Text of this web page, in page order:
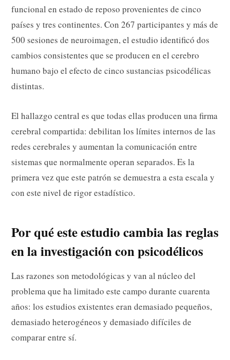
funcional en estado de reposo provenientes de cinco
países y tres continentes. Con 267 participantes y más de
500 sesiones de neuroimagen, el estudio identificó dos
cambios consistentes que se producen en el cerebro
humano bajo el efecto de cinco sustancias psicodélicas
distintas.
El hallazgo central es que todas ellas producen una firma
cerebral compartida: debilitan los límites internos de las
redes cerebrales y aumentan la comunicación entre
sistemas que normalmente operan separados. Es la
primera vez que este patrón se demuestra a esta escala y
con este nivel de rigor estadístico.
Por qué este estudio cambia las reglas
en la investigación con psicodélicos
Las razones son metodológicas y van al núcleo del
problema que ha limitado este campo durante cuarenta
años: los estudios existentes eran demasiado pequeños,
demasiado heterogéneos y demasiado difíciles de
comparar entre sí.